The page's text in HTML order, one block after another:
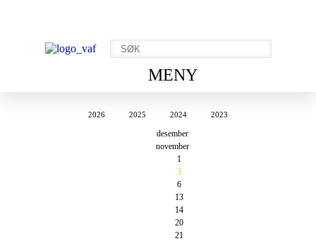
MENY
2026 2025 2024 2023
desember
november
1
3
6
13
14
20
21